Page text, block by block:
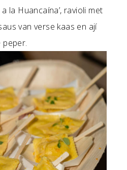
la Huancaína’, ravioli met
van verse kaas en ají
peper.